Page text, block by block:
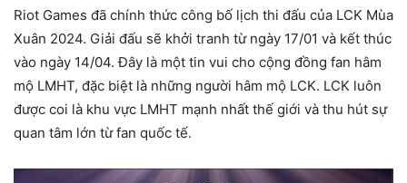
Riot Games đã chính thức công bố lịch thi đấu của LCK Mùa
Xuân 2024. Giải đấu sẽ khởi tranh từ ngày 17/01 và kết thúc
vào ngày 14/04. Đây là một tin vui cho cộng đồng fan hâm
mộ LMHT, đặc biệt là những người hâm mộ LCK. LCK luôn
được coi là khu vực LMHT mạnh nhất thế giới và thu hút sự
quan tâm lớn từ fan quốc tế.